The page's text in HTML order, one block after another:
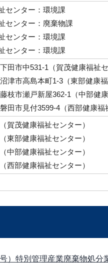
センター：環境課
センター：廃棄物課
センター：環境課
センター：環境課
田市中531-1（賀茂健康福祉セ
津市高島本町1-3（東部健康福
枝市瀬戸新屋362-1（中部健康
田市見付3599-4（西部健康福
賀茂健康福祉センター）
東部健康福祉センター）
中部健康福祉センター）
西部健康福祉センター）
）特別管理産業廃棄物処分